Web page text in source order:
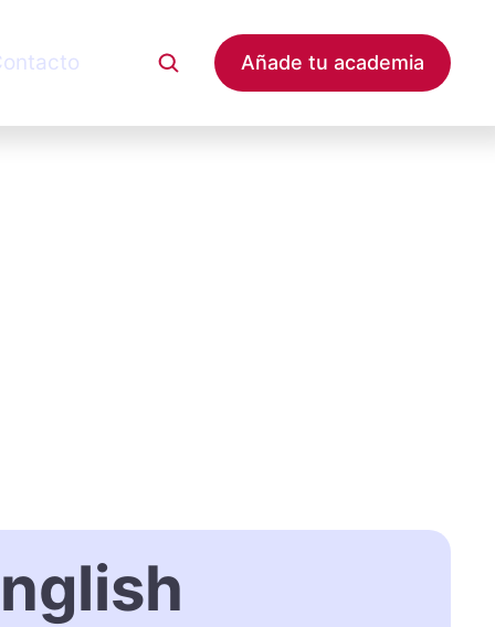
Añade tu academia